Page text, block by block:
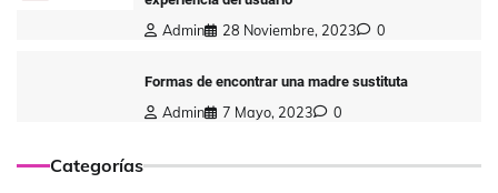
Admin 28 Noviembre, 2023 0
Formas de encontrar una madre sustituta
Admin 7 Mayo, 2023 0
Categorías